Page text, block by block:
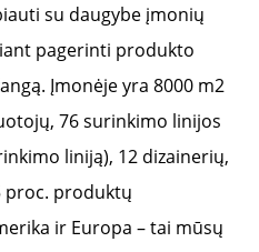
su daugybe įmonių
pagerinti produkto
Įmonėje yra 8000 m2
76 surinkimo linijos
liniją), 12 dizainerių,
proc. produktų
ir Europa – tai mūsų